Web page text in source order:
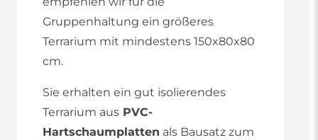
Gruppenhaltung ein größeres
Terrarium mit mindestens 150x80x80
cm.
Sie erhalten ein gut isolierendes
Terrarium aus PVC-
Hartschaumplatten als Bausatz zum